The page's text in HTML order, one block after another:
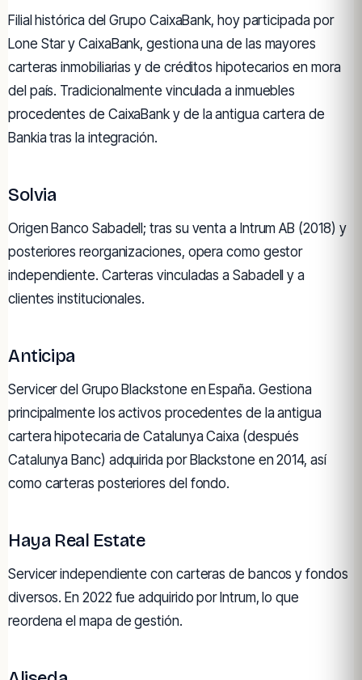
Filial histórica del Grupo CaixaBank, hoy participada por
Lone Star y CaixaBank, gestiona una de las mayores
carteras inmobiliarias y de créditos hipotecarios en mora
del país. Tradicionalmente vinculada a inmuebles
procedentes de CaixaBank y de la antigua cartera de
Bankia tras la integración.
Solvia
Origen Banco Sabadell; tras su venta a Intrum AB (2018) y
posteriores reorganizaciones, opera como gestor
independiente. Carteras vinculadas a Sabadell y a
clientes institucionales.
Anticipa
Servicer del Grupo Blackstone en España. Gestiona
principalmente los activos procedentes de la antigua
cartera hipotecaria de Catalunya Caixa (después
Catalunya Banc) adquirida por Blackstone en 2014, así
como carteras posteriores del fondo.
Haya Real Estate
Servicer independiente con carteras de bancos y fondos
diversos. En 2022 fue adquirido por Intrum, lo que
reordena el mapa de gestión.